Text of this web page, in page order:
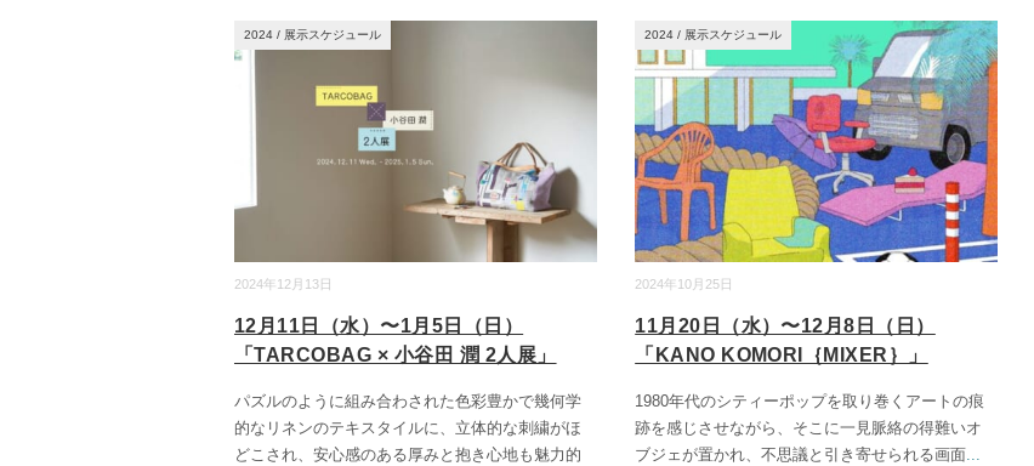
2024年12月13日
2024/ 展示スケジュール
12月11日（水）〜1月5日（日）
「TARCOBAG × 小谷田 潤 2人展」
パズルのように組み合わされた色彩豊かで幾何学
的なリネンのテキスタイルに、立体的な刺繍がほ
どこされ、安心感のある厚みと抱き心地も魅力的
2024年10月25日
2024 / 展示スケジュール
11月20日（水）〜12月8日（日）
「KANO KOMORI｛MIXER｝」
1980年代のシティーポップを取り巻くアートの痕
跡を感じさせながら、そこに一見脈絡の得難いオ
ブジェが置かれ、不思議と引き寄せられる画面...